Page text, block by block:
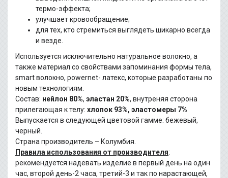
термо-эффекта;
улучшает кровообращение;
для тех, кто стремиться выглядеть шикарно всегда
и везде.
Используется исключительно натуральное волокно, а
также материал со свойствами запоминания формы тела,
smart волокно, powernet- латекс, которые разработаны по
новым технологиям.
Состав: нейлон 80%, эластан 20%, внутреняя сторона
прилегающая к телу: хлопок 93%, эластомеры 7%
Выпускается в следующей цветовой гамме: бежевый,
черный.
Страна производитель – Колумбия.
Правила использования от производителя:
рекомендуется надевать изделие в первый день на один
час, второй день-2 часа, третий-3 и так по нарастающей,